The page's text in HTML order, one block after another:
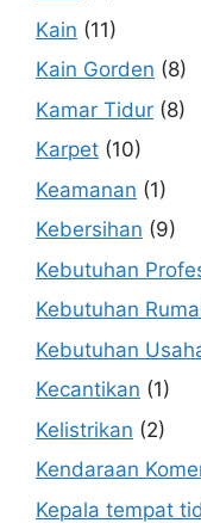
Kain (11)
Kain Gorden (8)
Kamar Tidur (8)
Karpet (10)
Keamanan (1)
Kebersihan (9)
Kebutuhan
Kebutuhan
Kebutuhan
Kecantikan (1)
Kelistrikan (2)
Kendaraan
Kepala tempat